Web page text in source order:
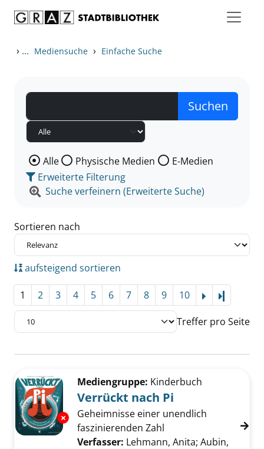
› ... Mediensuche › Einfache Suche
Wählen Sie die Medienart nach der Sie suchen wollen.
Alle Physische Medien
E-Medien
Erweiterte Filterung
Suche verfeinern (Erweiterte Suche)
Sortieren nach
aufsteigend sortieren
1 2 3 4 5 6 7 8 9 10
Treffer pro Seite
Zu den Suchfiltern springen
Exemplar-Details von Verrückt nach Pi
Mediengruppe: Kinderbuch
Verrückt nach Pi
Geheimnisse einer unendlich
faszinierenden Zahl
Verfasser: Lehmann, Anita; Aubin,